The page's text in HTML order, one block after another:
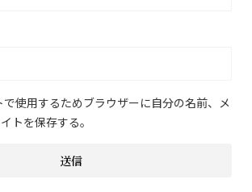
使用するためブラウザーに自分の名前、メ
トを保存する。